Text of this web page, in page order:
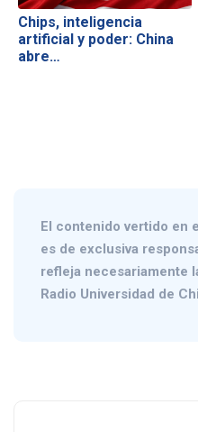
Chips, inteligencia
artificial y poder: China
abre…
El contenido vertido en
es de exclusiva
refleja necesariamente
Radio Universidad de